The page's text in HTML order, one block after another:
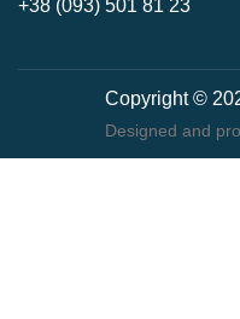
+38 (093) 501 81 23
Copyright ©
Designed and